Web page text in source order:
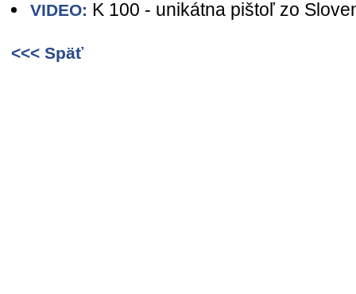
VIDEO: K 100 - unikátna pištoľ zo
<<< Späť